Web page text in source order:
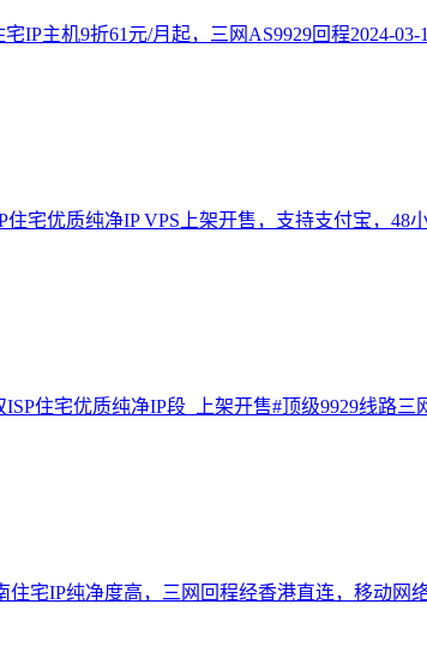
IP主机9折61元/月起，三网AS9929回程2024-03-
住宅优质纯净IP VPS上架开售，支持支付宝，48
ISP住宅优质纯净IP段 上架开售#顶级9929线路
住宅IP纯净度高，三网回程经香港直连，移动网